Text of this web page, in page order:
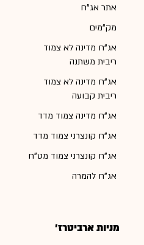
אתר אג"ח
מק"מים
אג"ח מדינה לא צמוד
ריבית משתנה
אג"ח מדינה לא צמוד
ריבית קבועה
אג"ח מדינה צמוד מדד
אג"ח קונצרני צמוד מדד
אג"ח קונצרני צמוד מט"ח
אג"ח להמרה
מניות ארביטרז'